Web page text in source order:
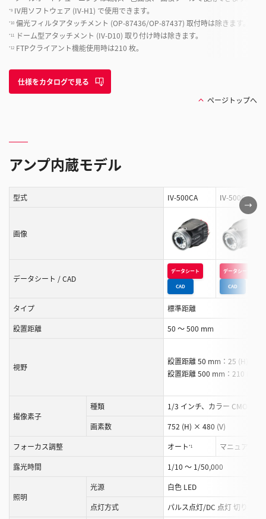
*9 IV用ソフトウェア (IV-H1) で使用できます。
*10 偏光フィルタアタッチメント (OP-87436/OP-87437) 取付時は除きます。
*11 ドーム型アタッチメント (IV-D10) 取り付け時は除きます。
*12 FTPクライアント機能使用時は210 枚。
仕様をカタログで見る
ページトップへ
アンプ内蔵モデル
こ
の
表
は
ス
ク
こ
と
で
す
型式 IV-500CA IV-500C
画像
データシート / CAD
データシート
CAD
データシート
CAD
タイプ
標準距離
設置距離
50 ～ 500 mm
視野
設置距離 50 mm：25 (H) ×
設置距離 500 mm：210 (H)
撮像素子
種類
1/3 インチ、カラー CMOS
画素数
752 (H) × 480 (V)
フォーカス調整
オート *1
マニュアル
露光時間
1/10 ～ 1/50,000
照明
光源
白色 LED
点灯方式
パルス点灯/DC 点灯 切り換え